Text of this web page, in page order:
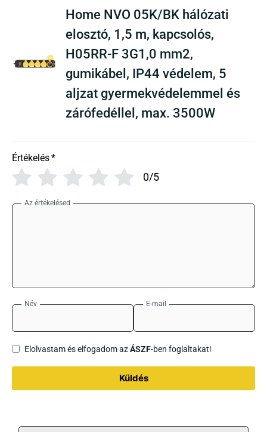
Home NVO 05K/BK hálózati
elosztó, 1,5 m, kapcsolós,
H05RR-F 3G1,0 mm2,
gumikábel, IP44 védelem, 5
aljzat gyermekvédelemmel és
zárófedéllel, max. 3500W
Értékelés*
0/5
Az értékelésed
Név E-mail
Elolvastam és elfogadom azÁSZF-ben foglaltakat!
Küldés